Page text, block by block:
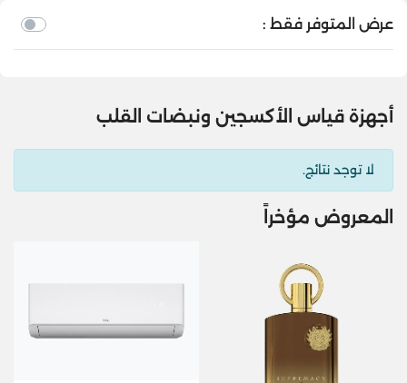
عرض المتوفر فقط :
أجهزة قياس الأكسجين ونبضات القلب
لا توجد نتائج.
المعروض مؤخراً